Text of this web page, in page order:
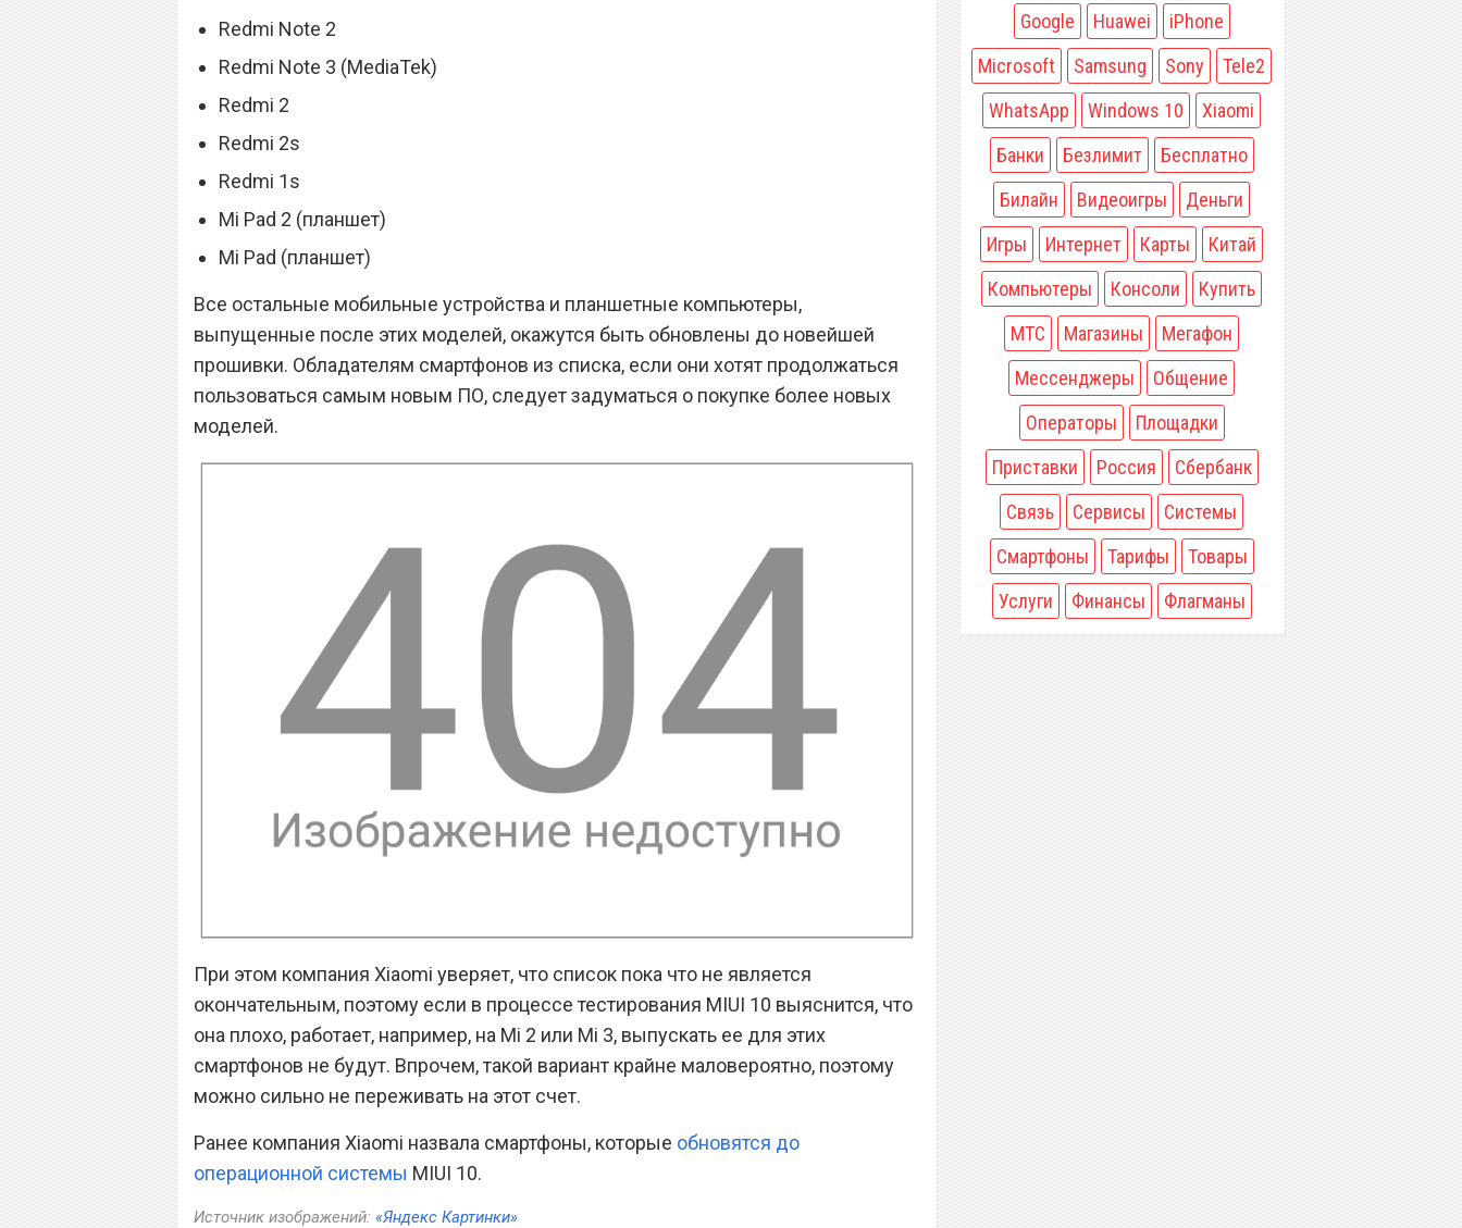
Redmi Note 2
Redmi Note 3 (MediaTek)
Redmi 2
Redmi 2s
Redmi 1s
Mi Pad 2 (планшет)
Mi Pad (планшет)
Все остальные мобильные устройства и планшетные компьютеры,
выпущенные после этих моделей, окажутся быть обновлены до новейшей
прошивки. Обладателям смартфонов из списка, если они хотят продолжаться
пользоваться самым новым ПО, следует задуматься о покупке более новых
моделей.
При этом компания Xiaomi уверяет, что список пока что не является
окончательным, поэтому если в процессе тестирования MIUI 10 выяснится, что
она плохо, работает, например, на Mi 2 или Mi 3, выпускать ее для этих
смартфонов не будут. Впрочем, такой вариант крайне маловероятно, поэтому
можно сильно не переживать на этот счет.
Ранее компания Xiaomi назвала смартфоны, которые обновятся до
операционной системы MIUI 10.
Источник изображений: «Яндекс Картинки»
Google
Huawei
iPhone
Microsoft
Samsung Sony
Tele2
WhatsApp
Windows 10
Xiaomi
Банки
Безлимит
Бесплатно
Билайн
Видеоигры
Деньги
Игры
Интернет Карты
Китай
Компьютеры
Консоли
Купить
МТС
Магазины
Мегафон
Мессенджеры
Общение
Операторы
Площадки
Приставки
Россия
Сбербанк
Связь
Сервисы
Системы
Смартфоны
Тарифы
Товары
Услуги
Финансы Флагманы